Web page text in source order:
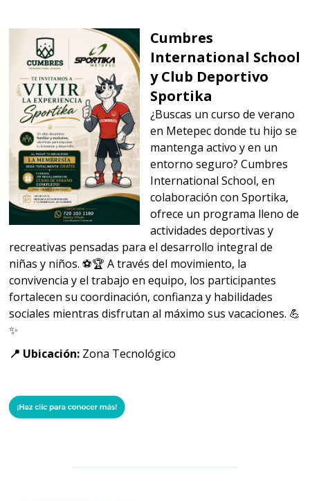
Cumbres
International School
y Club Deportivo
Sportika
¿Buscas un curso de verano
en Metepec donde tu hijo se
mantenga activo y en un
entorno seguro? Cumbres
International School, en
colaboración con Sportika,
ofrece un programa lleno de
actividades deportivas y
recreativas pensadas para el desarrollo integral de
niñas y niños. ⚽🏆 A través del movimiento, la
convivencia y el trabajo en equipo, los participantes
fortalecen su coordinación, confianza y habilidades
sociales mientras disfrutan al máximo sus vacaciones. 💪
✨
📍 Ubicación: Zona Tecnológico